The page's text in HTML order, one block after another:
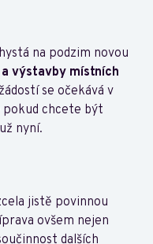
na podzim novou
výstavby místních
se očekává v
chcete být
nyní.
jistě povinnou
ovšem nejen
dalších